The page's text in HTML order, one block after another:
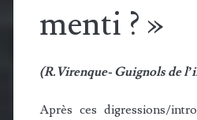
menti ? »
(R.Virenque- Guignols de
Après ces digressions/